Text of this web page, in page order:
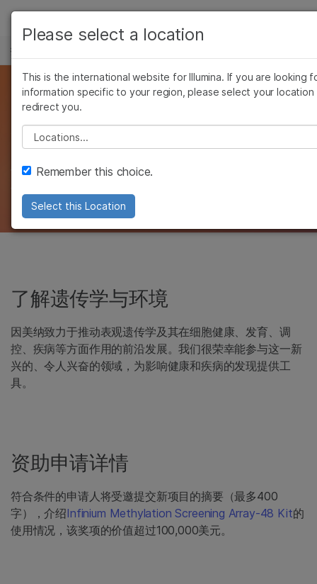
Skip to content
学习
公司
推荐内容链接
芯片
技术
通过表观遗传学研究深
化对人类疾病的理解
借助最新 Infinium 技术，解锁表观基因组的力
量​
了解遗传学与环境
因美纳致力于推动表观遗传学及其在细胞健康、发育、调
控、疾病等方面作用的前沿发展。我们很荣幸能参与这一新
兴的、令人兴奋的领域，为影响健康和疾病的发现提供工
具。
资助申请详情
符合条件的申请人将受邀提交新项目的摘要（最多400
字），介绍Infinium Methylation Screening Array-48 Kit的
使用情况，该奖项的价值超过100,000美元。
查看更多相关内容。选择您感兴趣的领域:
癌症研究
微生物学
复杂疾病
临床肿瘤学
生殖健康
Please select a location
This is the international website for Illumina. If you are looking
information specific to your region, please select your location
redirect you.
Please select a location
Remember this choice.
Select this Location